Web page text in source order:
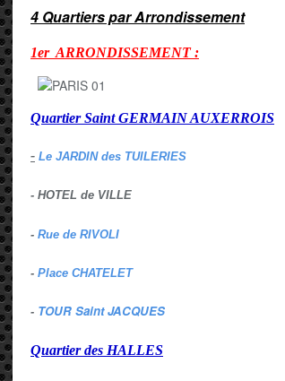
4 Quartiers par Arrondissement
1er ARRONDISSEMENT :
Quartier Saint GERMAIN AUXERROIS
- Le JARDIN des TUILERIES
- HOTEL de VILLE
- Rue de RIVOLI
- Place CHATELET
- TOUR Saint JACQUES
Quartier des HALLES